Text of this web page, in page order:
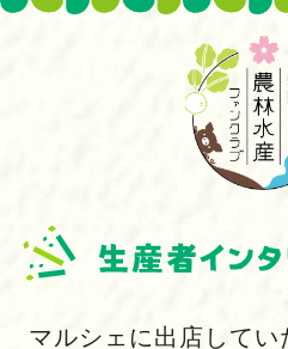
マルシェに出店して